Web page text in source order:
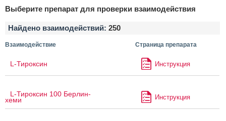
Выберите препарат для проверки взаимодействия
Найдено взаимодействий: 250
Взаимодействие Страница препарата
L-Тироксин Инструкция
L-Тироксин 100 Берлин-
хеми Инструкция